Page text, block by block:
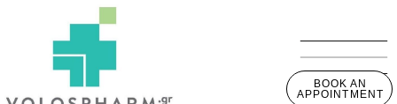
BOOK AN
APPOINTMENT